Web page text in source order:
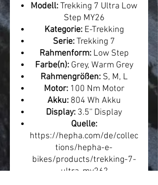
Modell:Trekking 7 Ultra Low
Step MY26
Kategorie:E-Trekking
Serie:Trekking 7
Rahmenform:Low Step
Farbe(n):Grey, Warm Grey
Rahmengrößen:S, M, L
Motor:100 Nm Motor
Akku:804 Wh Akku
Display: 3.5'' Display
Quelle:
https://hepha.com/de/collec
tions/hepha-e-
bikes/products/trekking-7-
ultra-my26?